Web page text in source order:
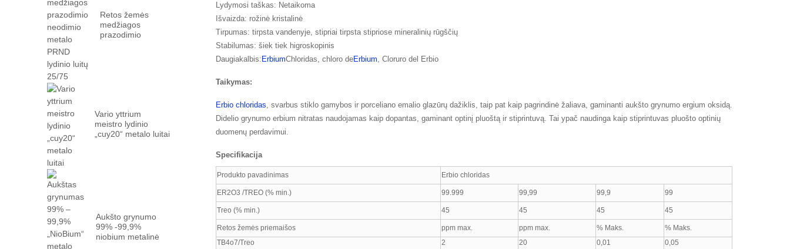
Retos žemės
medžiagos
prazodimio
Vario yttrium
meistro lydinio
„cuy20“ metalo luitai
Aukšto grynumo
99% -99,9%
niobium metalinė
Lydymosi taškas: Netaikoma
Išvaizda: rožinė kristalinė
Tirpumas: tirpsta vandenyje, stipriai tirpsta stipriose mineralinių rūgščių
Stabilumas: šiek tiek higroskopinis
Daugiakalbis: ErbiumChloridas, chloro deErbium, Cloruro del Erbio
Taikymas:
Erbio chloridas, svarbus stiklo gamybos ir porceliano emalio glazūrų dažiklis, taip pat kaip pagrindinė žaliava, gaminanti aukšto grynumo ergium oksidą.
Didelio grynumo erbium nitratas naudojamas kaip dopantas, gaminant optinį pluoštą ir stiprintuvą. Tai ypač naudinga kaip stiprintuvas pluošto optinių
duomenų perdavimui.
Specifikacija
Produkto pavadinimas Erbio chloridas
ER2O3 /TREO (% min.) 99.999 99,99 99,9 99
Treo (% min.) 45 45 45 45
Retos žemės priemaišos ppm max. ppm max. % Maks.
% Maks.
TB4o7/Treo
2
20
0,01
0,05